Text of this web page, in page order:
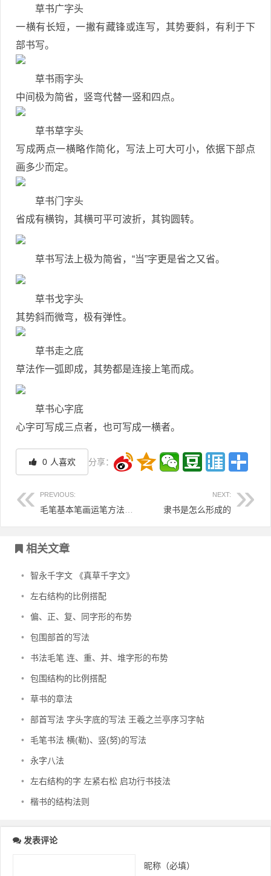
草书广字头
一横有长短，一撇有藏锋或连写，其势要斜，有利于下
部书写。
草书雨字头
中间极为简省，竖弯代替一竖和四点。
草书草字头
写成两点一横略作简化，写法上可大可小，依据下部点
画多少而定。
草书门字头
省成有横钩，其横可平可波折，其钩圆转。
草书写法上极为简省，“当”字更是省之又省。
草书戈字头
其势斜而微弯，极有弹性。
草书走之底
草法作一弧即成，其势都是连接上笔而成。
草书心字底
心字可写成三点者，也可写成一横者。
0 人喜欢 分享：
PREVIOUS: NEXT:
隶书是怎么形成的
文章导航
相关文章
• 智永千字文 《真草千字文》
• 左右结构的比例搭配
• 偏、正、复、同字形的布势
• 包围部首的写法
• 书法毛笔 连、重、并、堆字形的布势
• 包围结构的比例搭配
• 草书的章法
• 部首写法 字头字底的写法 王羲之兰亭序习字帖
• 毛笔书法 横(勒)、竖(努)的写法
• 永字八法
• 左右结构的字 左紧右松 启功行书技法
• 楷书的结构法则
发表评论
昵称（必填）